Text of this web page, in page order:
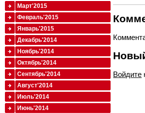
Войдите
Март'2015
Февраль'2015
Январь'2015
Декабрь'2014
Ноябрь'2014
Октябрь'2014
Сентябрь'2014
Август'2014
Июль'2014
Июнь'2014